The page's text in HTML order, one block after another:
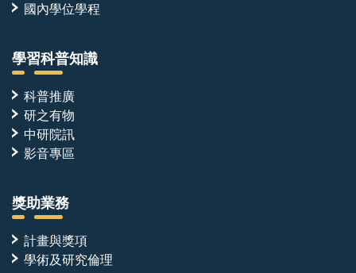
國內學位學程
學習科普知識
科普推廣
研之有物
中研院訊
影音專區
獎助業務
計畫與獎項
學術及研究倫理